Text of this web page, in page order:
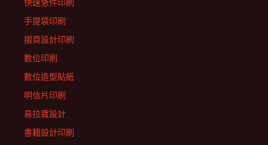
快速急件印刷
手提袋印刷
摺頁設計印刷
數位印刷
數位造型貼紙
明信片印刷
易拉寶設計
書籍設計印刷